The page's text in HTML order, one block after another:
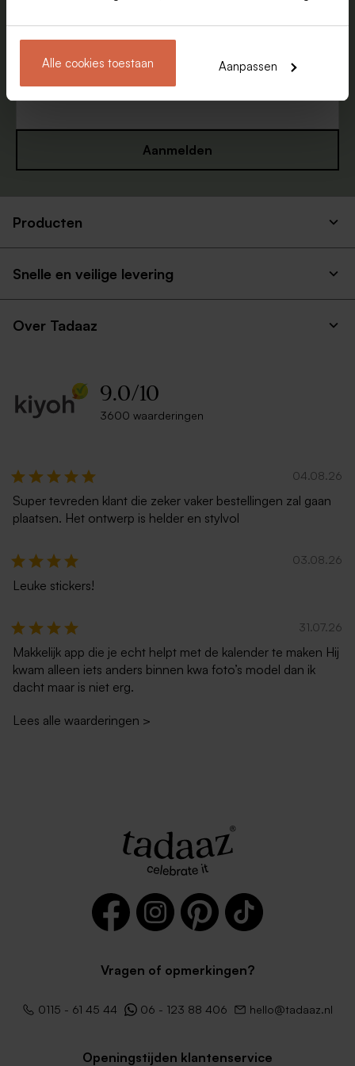
Alle cookies toestaan Aanpassen
Voornaam
Aanmelden
Producten
Snelle en veilige levering
Over Tadaaz
9.0/10
3600 waarderingen
04.08.26
Super tevreden klant die zeker vaker bestellingen zal gaan
plaatsen. Het ontwerp is helder en stylvol
03.08.26
Leuke stickers!
31.07.26
Makkelijk app die je echt helpt met de kalender te maken Hij
kwam alleen iets anders binnen kwa foto’s model dan ik
dacht maar is niet erg.
Lees alle waarderingen >
Vragen of opmerkingen?
0115 - 61 45 44 06 - 123 88 406 hello@tadaaz.nl
Openingstijden klantenservice